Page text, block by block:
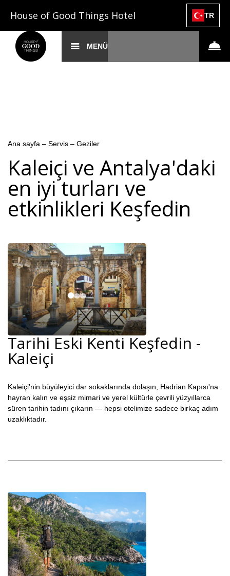
House of Good Things Hotel TR
MENÜ
Ana sayfa – Servis – Geziler
Kaleiçi ve Antalya'daki
en iyi turları ve
etkinlikleri Keşfedin
Tarihi Eski Kenti Keşfedin -
Kaleiçi
Kaleiçi'nin büyüleyici dar sokaklarında dolaşın, Hadrian Kapısı'na
hayran kalın ve eşsiz mimari ve yerel kültürle çevrili yüzyıllarca
süren tarihin tadını çıkarın — hepsi otelimize sadece birkaç adım
uzaklıktadır.